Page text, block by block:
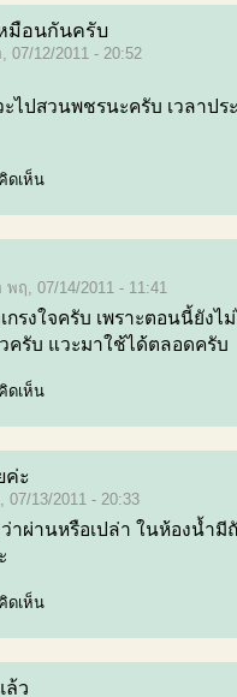
มือนกันครับ
07/12/2011 - 20:52
ไปสวนพชรนะครับ เวลาป
ดเห็น
ฤ, 07/14/2011 - 11:41
กรงใจครับ เพราะตอนนี้ยังไ
ครับ แวะมาใช้ได้ตลอดครับ
ดเห็น
ค่ะ
07/13/2011 - 20:33
าผ่านหรือเปล่า ในห้องน้ำมี
ดเห็น
ล้ว